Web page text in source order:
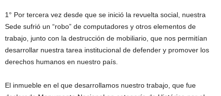
1° Por tercera vez desde que se inició la revuelta social, nuestra
Sede sufrió un “robo” de computadores y otros elementos de
trabajo, junto con la destrucción de mobiliario, que nos permitían
desarrollar nuestra tarea institucional de defender y promover los
derechos humanos en nuestro país.
El inmueble en el que desarrollamos nuestro trabajo, que fue